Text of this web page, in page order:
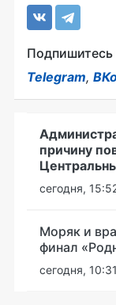
Подпишитесь
Telegram,
причину
сегодня,
Моряк и
финал
сегодня, 10:31